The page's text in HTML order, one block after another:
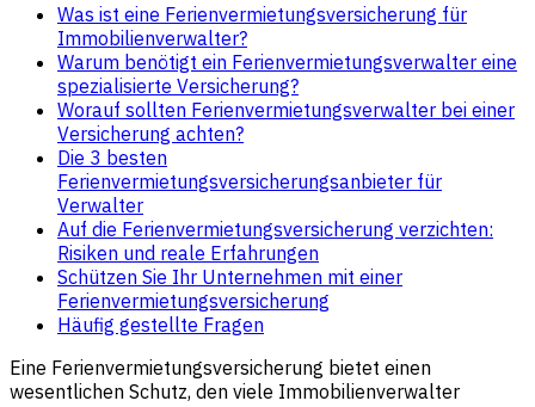
Was ist eine Ferienvermietungsversicherung für
Immobilienverwalter?
Warum benötigt ein Ferienvermietungsverwalter eine
spezialisierte Versicherung?
Worauf sollten Ferienvermietungsverwalter bei einer
Versicherung achten?
Die 3 besten
Ferienvermietungsversicherungsanbieter für
Verwalter
Auf die Ferienvermietungsversicherung verzichten:
Risiken und reale Erfahrungen
Schützen Sie Ihr Unternehmen mit einer
Ferienvermietungsversicherung
Häufig gestellte Fragen
Eine Ferienvermietungsversicherung bietet einen
wesentlichen Schutz, den viele Immobilienverwalter